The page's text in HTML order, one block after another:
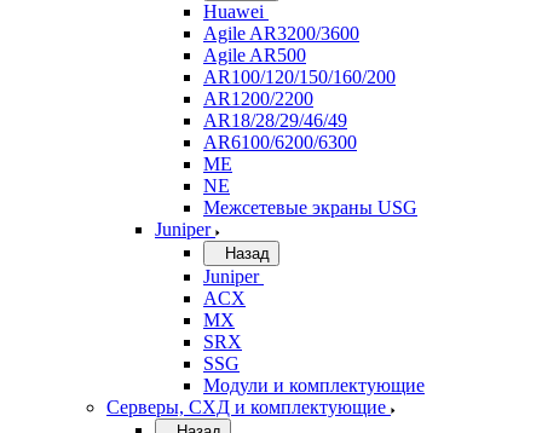
Huawei
Agile AR3200/3600
Agile AR500
AR100/120/150/160/200
AR1200/2200
AR18/28/29/46/49
AR6100/6200/6300
ME
NE
Межсетевые экраны USG
Juniper
Назад
Juniper
ACX
MX
SRX
SSG
Модули и комплектующие
Серверы, СХД и комплектующие